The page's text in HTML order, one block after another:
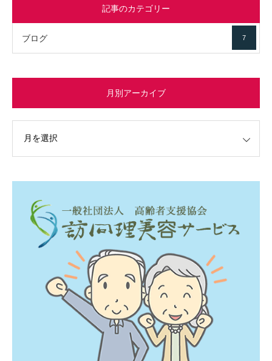
記事のカテゴリー
ブログ 7
月別アーカイブ